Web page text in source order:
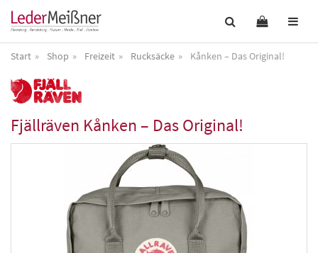
Start Shop Freizeit Rucksäcke Kånken – Das Original!
Fjällräven Kånken – Das Original!